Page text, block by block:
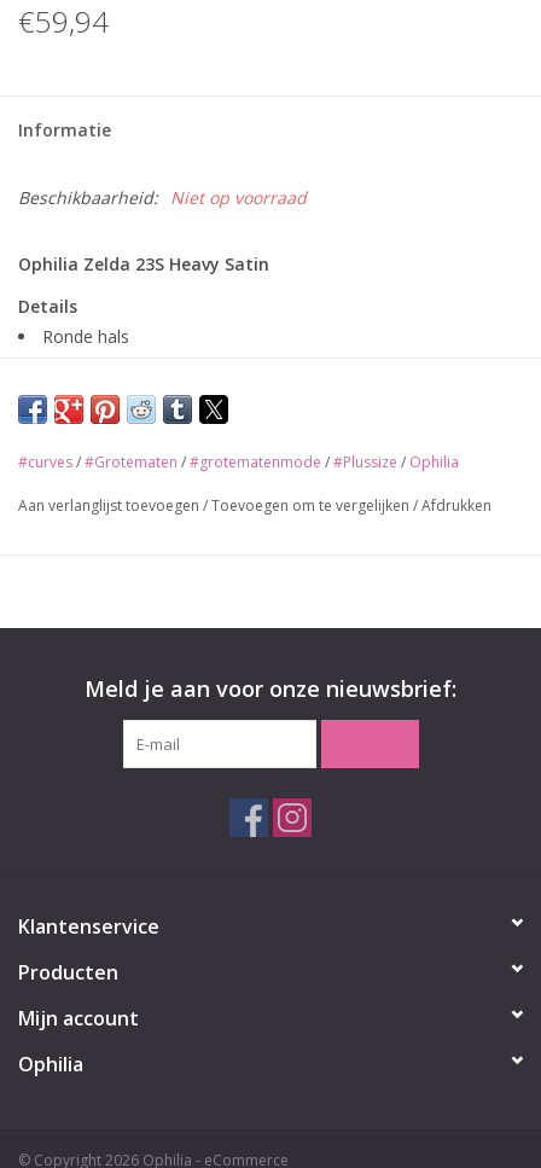
€59,94
Informatie
Beschikbaarheid: Niet op voorraad
Ophilia Zelda 23S Heavy Satin
Details
Ronde hals
V-hals
contrast bies Satin look
Pasvorm:recht
Materiaal:100% Polyester
boven de € 50,-
#curves/#Grotematen /#grotematenmode /#Plussize / Ophilia
Aan verlanglijst toevoegen /Toevoegen om te vergelijken /Afdrukken
Meld je aan voor onze nieuwsbrief:
Klantenservice
Producten
Mijn account
Ophilia
© Copyright 2026 Ophilia - eCommerce